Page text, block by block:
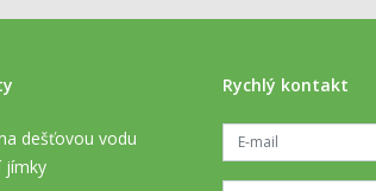
dešťovou vodu
jímky
Rychlý kontakt